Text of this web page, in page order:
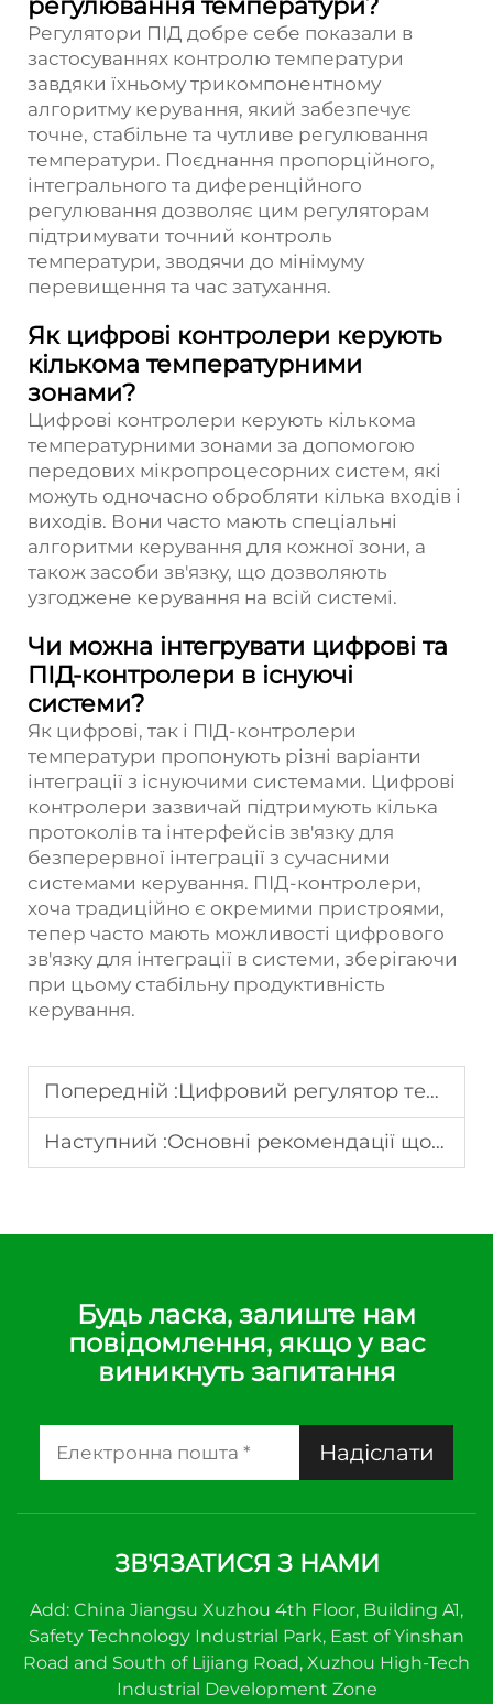
регулювання температури?
Регулятори ПІД добре себе показали в
застосуваннях контролю температури
завдяки їхньому трикомпонентному
алгоритму керування, який забезпечує
точне, стабільне та чутливе регулювання
температури. Поєднання пропорційного,
інтегрального та диференційного
регулювання дозволяє цим регуляторам
підтримувати точний контроль
температури, зводячи до мінімуму
перевищення та час затухання.
Як цифрові контролери керують
кількома температурними
зонами?
Цифрові контролери керують кількома
температурними зонами за допомогою
передових мікропроцесорних систем, які
можуть одночасно обробляти кілька входів і
виходів. Вони часто мають спеціальні
алгоритми керування для кожної зони, а
також засоби зв'язку, що дозволяють
узгоджене керування на всій системі.
Чи можна інтегрувати цифрові та
ПІД-контролери в існуючі
системи?
Як цифрові, так і ПІД-контролери
температури пропонують різні варіанти
інтеграції з існуючими системами. Цифрові
контролери зазвичай підтримують кілька
протоколів та інтерфейсів зв'язку для
безперервної інтеграції з сучасними
системами керування. ПІД-контролери,
хоча традиційно є окремими пристроями,
тепер часто мають можливості цифрового
зв'язку для інтеграції в системи, зберігаючи
при цьому стабільну продуктивність
керування.
Попередній :Цифровий регулятор температури: Незамінний для систем КОТ та холодження
Наступний :Основні рекомендації щодо застосування контролю температури для забезпечення безпеки харчових продуктів
Будь ласка, залиште нам
повідомлення, якщо у вас
виникнуть запитання
Надіслати
ЗВ'ЯЗАТИСЯ З НАМИ
Add: China Jiangsu Xuzhou 4th Floor, Building A1,
Safety Technology Industrial Park, East of Yinshan
Road and South of Lijiang Road, Xuzhou High-Tech
Industrial Development Zone